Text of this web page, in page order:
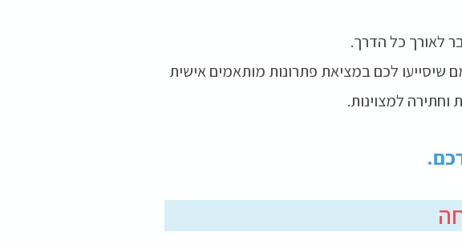
לאורך כל הדרך.
שיסייעו לכם במציאת פתרונות מותאמים אישית
למצוינות.